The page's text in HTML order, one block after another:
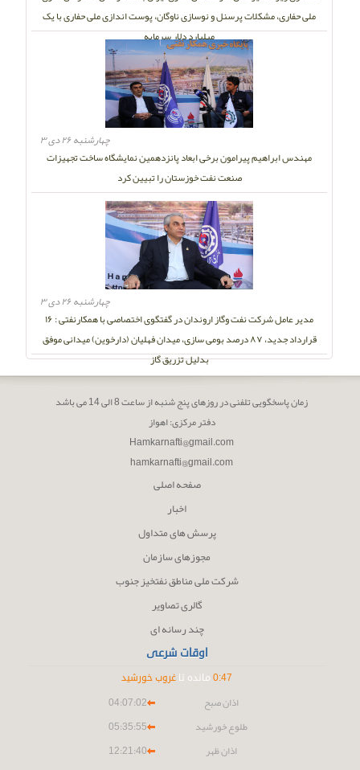
مدیر عامل شرکت نفت وگاز اروندان در گفتگوی اختصاصی با همکارنفتی : ۱۶
قرارداد جدید، ۸۷ درصد بومی سازی، میدان فهلیان (دارخوین) میدانی موفق
بدلیل تزریق گاز
چهارشنبه ۲۶ دی ۳
مهندس ابراهیم پیرامون برخی ابعاد پانزدهمین نمایشگاه ساخت تجهیزات
صنعت نفت خوزستان را تبیین کرد
چهارشنبه ۲۶ دی ۳
ملی حفاری، مشکلات پرسنل و نوسازی ناوگان، پوست اندازی ملی حفاری با یک
میلیارد دلار سرمایه
زمان پاسخگویی تلفنی در روزهای پنج شنبه از ساعت 8 الی 14 می باشد
دفتر مرکزی: اهواز
Hamkarnafti@gmail.com
hamkarnafti@gmail.com
صفحه اصلی
اخبار
پرسش های متداول
مجوزهای سازمان
شرکت ملی مناطق نفتخیز جنوب
گالری تصاویر
چند رسانه ای
اوقات شرعی
0:47 مانده تا غروب خورشید
اذان صبح
04:07:02
طلوع خورشید
05:35:55
اذان ظهر
12:21:40